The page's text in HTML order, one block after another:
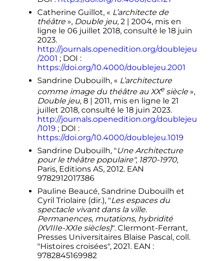
Catherine Guillot, « L’architecte de
théâtre », Double jeu, 2 | 2004, mis en
ligne le 06 juillet 2018, consulté le 18 juin
2023.
http://journals.openedition.org/doublejeu
/2001 ; DOI :
https://doi.org/10.4000/doublejeu.2001
Sandrine Dubouilh, « L’architecture
comme image du théâtre au XXesiècle »,
Double jeu, 8 | 2011, mis en ligne le 21
juillet 2018, consulté le 18 juin 2023.
http://journals.openedition.org/doublejeu
/1019 ; DOI :
https://doi.org/10.4000/doublejeu.1019
Sandrine Dubouilh, "Une Architecture
pour le théâtre populaire", 1870-1970,
Paris, Editions AS, 2012. EAN
9782912017386
Pauline Beaucé, Sandrine Dubouilh et
Cyril Triolaire (dir.), "Les espaces du
spectacle vivant dans la ville.
Permanences, mutations, hybridité
(XVIIIe-XXIe siècles)". Clermont-Ferrant,
Presses Universitaires Blaise Pascal, coll.
"Histoires croisées", 2021. EAN :
9782845169982